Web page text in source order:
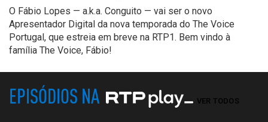
O Fábio Lopes — a.k.a. Conguito — vai ser o novo
Apresentador Digital da nova temporada do The Voice
Portugal, que estreia em breve na RTP1. Bem vindo à
família The Voice, Fábio!
EPISÓDIOS NA VER TODOS